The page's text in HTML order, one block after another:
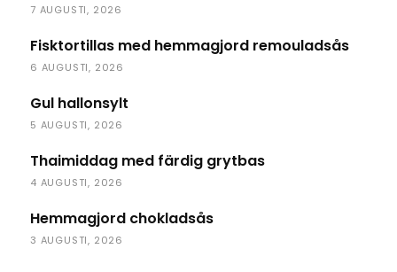
7 AUGUSTI, 2026
Fisktortillas med hemmagjord remouladsås
6 AUGUSTI, 2026
Gul hallonsylt
5 AUGUSTI, 2026
Thaimiddag med färdig grytbas
4 AUGUSTI, 2026
Hemmagjord chokladsås
3 AUGUSTI, 2026